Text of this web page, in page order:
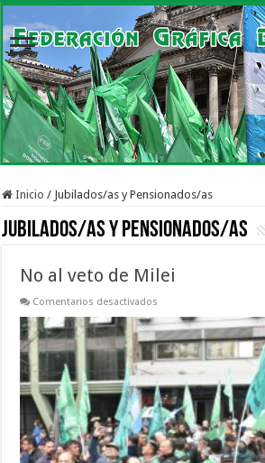
Inicio / Jubilados/as y Pensionados/as
Jubilados/as y Pensionados/as
No al veto de Milei
Comentarios desactivados
al
veto
de
Milei